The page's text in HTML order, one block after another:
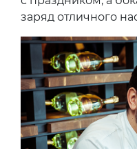
заряд отличного